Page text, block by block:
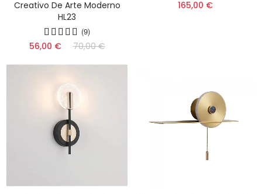
Creativo De Arte Moderno
HL23
(9)
56,00 € 70,00 €
165,00 €